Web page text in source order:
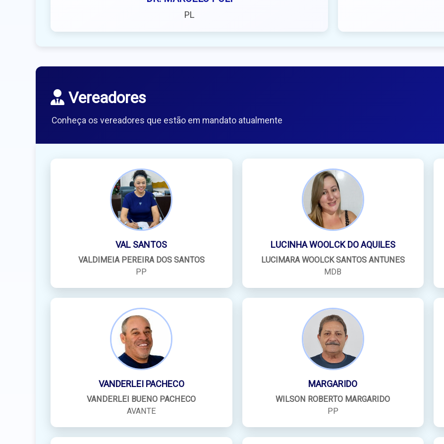
PL
Vereadores
Conheça os vereadores que estão em mandato atualmente
VAL SANTOS
VALDIMEIA PEREIRA DOS SANTOS
PP
LUCINHA WOOLCK DO AQUILES
LUCIMARA WOOLCK SANTOS ANTUNES
MDB
VANDERLEI PACHECO
VANDERLEI BUENO PACHECO
AVANTE
MARGARIDO
WILSON ROBERTO MARGARIDO
PP